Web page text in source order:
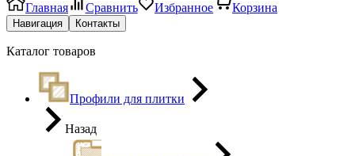
Главная Сравнить Избранное Корзина
Навигация Контакты
Каталог товаров
Профили для плитки
Назад